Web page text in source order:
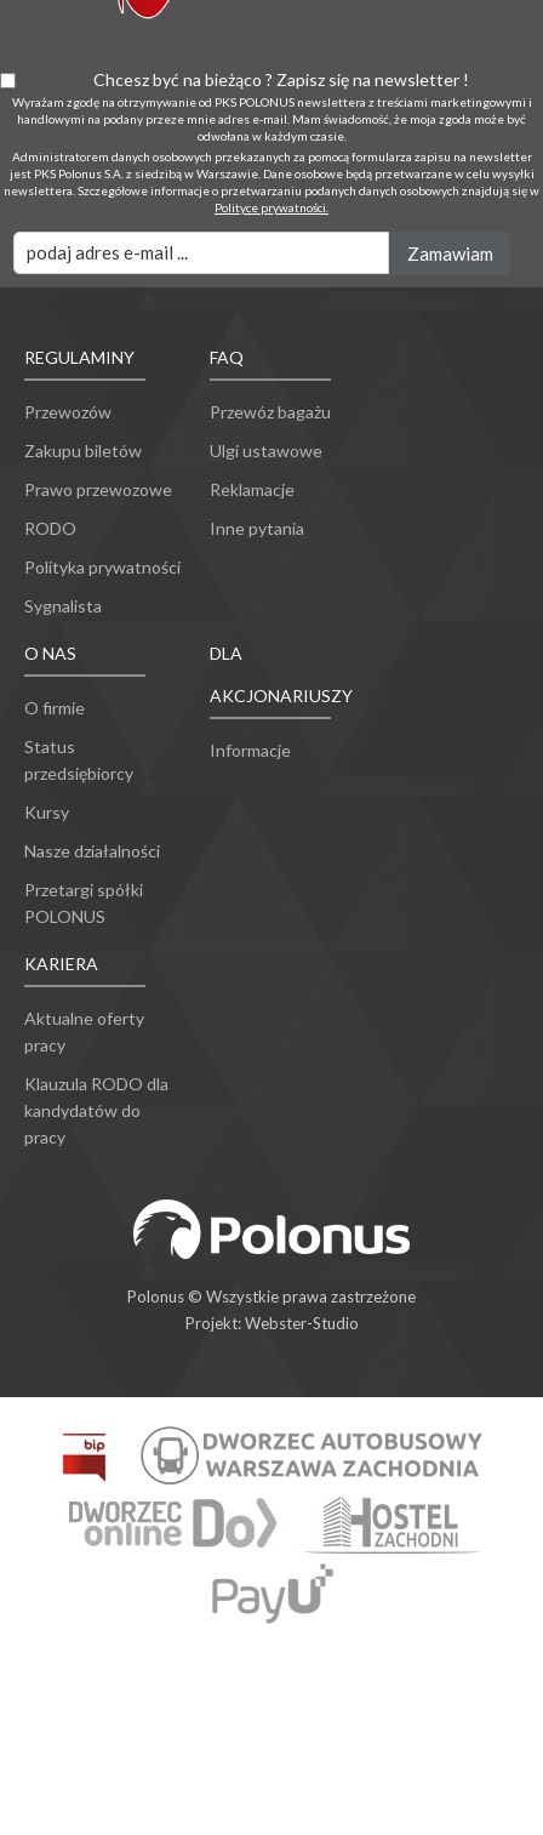
Chcesz być na bieżąco ? Zapisz się na newsletter !
Wyrażam zgodę na otrzymywanie od PKS POLONUS newslettera z treściami marketingowymi i
handlowymi na podany przeze mnie adres e-mail. Mam świadomość, że moja zgoda może być
odwołana w każdym czasie.
Administratorem danych osobowych przekazanych za pomocą formularza zapisu na newsletter
jest PKS Polonus S.A. z siedzibą w Warszawie. Dane osobowe będą przetwarzane w celu wysyłki
newslettera. Szczegółowe informacje o przetwarzaniu podanych danych osobowych znajdują się w
Polityce prywatności.
REGULAMINY
Przewozów
Zakupu biletów
Prawo przewozowe
RODO
Polityka prywatności
Sygnalista
FAQ
Przewóz bagażu
Ulgi ustawowe
Reklamacje
Inne pytania
O NAS
O firmie
Status
przedsiębiorcy
Kursy
Nasze działalności
Przetargi spółki
POLONUS
DLA
AKCJONARIUSZY
Informacje
KARIERA
Aktualne oferty
pracy
Klauzula RODO dla
kandydatów do
pracy
Polonus © Wszystkie prawa zastrzeżone
Projekt:Webster-Studio